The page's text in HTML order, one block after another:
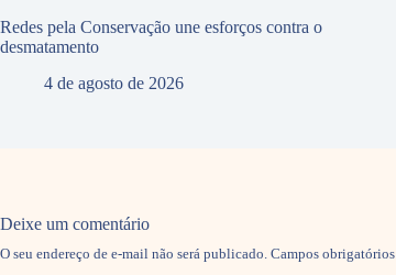
Redes pela Conservação une esforços contra o
desmatamento
4 de agosto de 2026
Deixe um comentário
O seu endereço de e-mail não será publicado. Campos